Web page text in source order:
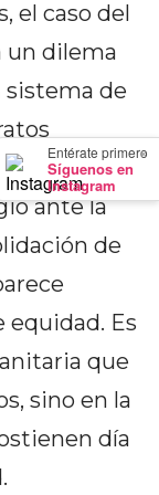
×
Entérate primero
Síguenos en
Instagram
el caso del
un dilema
sistema de
empleo
ante la
de
equidad. Es
que
sino en la
día